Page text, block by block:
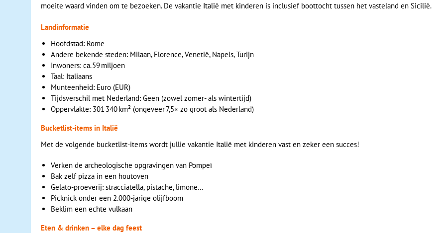
moeite waard vinden om te bezoeken. De vakantie Italië met kinderen is inclusief boottocht tussen het vasteland en Sicilië.
Landinformatie
Hoofdstad: Rome
Andere bekende steden: Milaan, Florence, Venetië, Napels, Turijn
Inwoners: ca. 59 miljoen
Taal: Italiaans
Munteenheid: Euro (EUR)
Tijdsverschil met Nederland: Geen (zowel zomer‑ als wintertijd)
Oppervlakte: 301 340 km² (ongeveer 7,5× zo groot als Nederland)
Bucketlist‑items in Italië
Met de volgende bucketlist-items wordt jullie vakantie Italië met kinderen vast en zeker een succes!
Verken de archeologische opgravingen van Pompeï
Bak zelf pizza in een houtoven
Gelato‑proeverij: stracciatella, pistache, limone…
Picknick onder een 2.000‑jarige olijfboom
Beklim een echte vulkaan
Eten & drinken – elke dag feest